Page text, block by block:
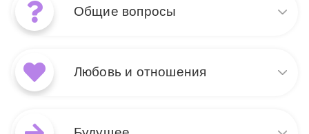
Общие вопросы
и 3 Пентаклей в общих
Любовь и отношения